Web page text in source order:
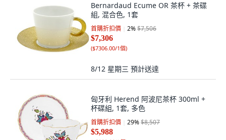
Bernardaud Ecume OR 茶杯 + 茶碟
組, 混合色, 1套
首購折扣價 2%$7,506
$7,306
($7306.00/1個)
8/12 星期三 預計送達
匈牙利 Herend 阿波尼茶杯 300ml +
杯碟組, 1套, 多色
首購折扣價 29%$8,507
$5,988